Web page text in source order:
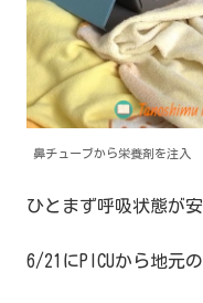
鼻チューブから栄養剤を注入
ひとまず呼吸状態が
6/21にPICUから地元